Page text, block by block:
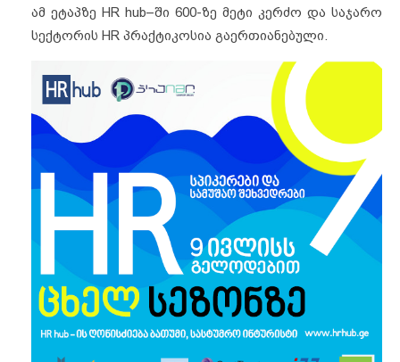
ამ ეტაპზე HR hub–ში 600-ზე მეტი კერძო და საჯარო
სექტორის HR პრაქტიკოსია გაერთიანებული.